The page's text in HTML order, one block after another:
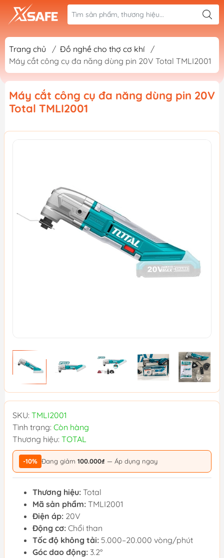
Trang chủ / Đồ nghề cho thợ cơ khí
/
Máy cắt công cụ đa năng dùng pin 20V Total TMLI2001
Máy cắt công cụ đa năng dùng pin 20V
Total TMLI2001
SKU: TMLI2001
Tình trạng: Còn hàng
Thương hiệu: TOTAL
-10% Đang giảm 100.000₫ — Áp dụng ngay
Thương hiệu: Total
Mã sản phẩm: TMLI2001
Điện áp: 20V
Động cơ: Chổi than
Tốc độ không tải: 5.000–20.000 vòng/phút
Góc dao động: 3.2°